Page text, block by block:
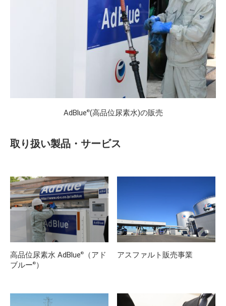
AdBlue®(高品位尿素水)の販売
取り扱い製品・サービス
高品位尿素水 AdBlue®
（アド
ブルー® ）
アスファルト販売事業